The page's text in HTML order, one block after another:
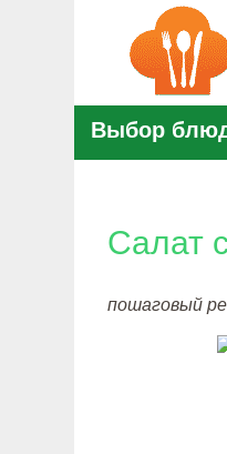
Выбор
Салат
пошаговый